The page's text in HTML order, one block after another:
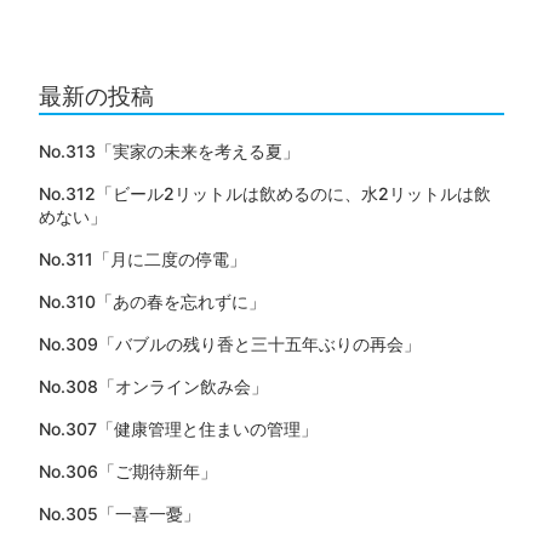
最新の投稿
No.313「実家の未来を考える夏」
No.312「ビール2リットルは飲めるのに、水2リットルは飲
めない」
No.311「月に二度の停電」
No.310「あの春を忘れずに」
No.309「バブルの残り香と三十五年ぶりの再会」
No.308「オンライン飲み会」
No.307「健康管理と住まいの管理」
No.306「ご期待新年」
No.305「一喜一憂」